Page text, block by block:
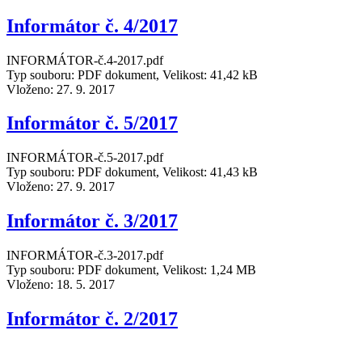
Informátor č. 4/2017
INFORMÁTOR-č.4-2017.pdf
Typ souboru: PDF dokument, Velikost: 41,42 kB
Vloženo: 27. 9. 2017
Informátor č. 5/2017
INFORMÁTOR-č.5-2017.pdf
Typ souboru: PDF dokument, Velikost: 41,43 kB
Vloženo: 27. 9. 2017
Informátor č. 3/2017
INFORMÁTOR-č.3-2017.pdf
Typ souboru: PDF dokument, Velikost: 1,24 MB
Vloženo: 18. 5. 2017
Informátor č. 2/2017